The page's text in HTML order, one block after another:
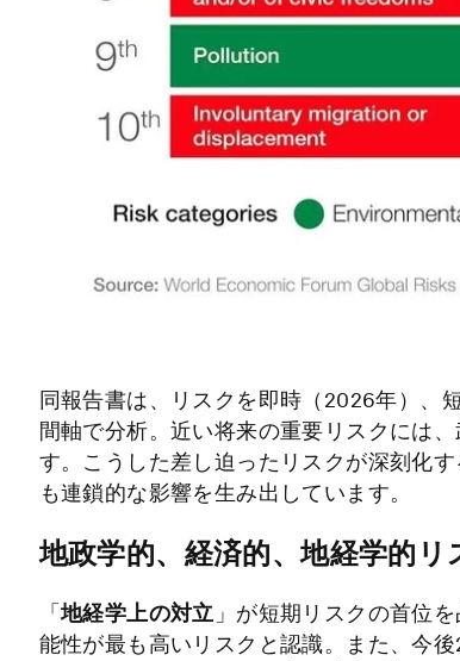
同報告書は、リスクを即時（2026年）、
間軸で分析。近い将来の重要リスクには
す。こうした差し迫ったリスクが深刻化
も連鎖的な影響を生み出しています。
地政学的、経済的、地経学的リ
「地経学上の対立 」が短期リスクの首位
能性が最も高いリスクと認識。また、今